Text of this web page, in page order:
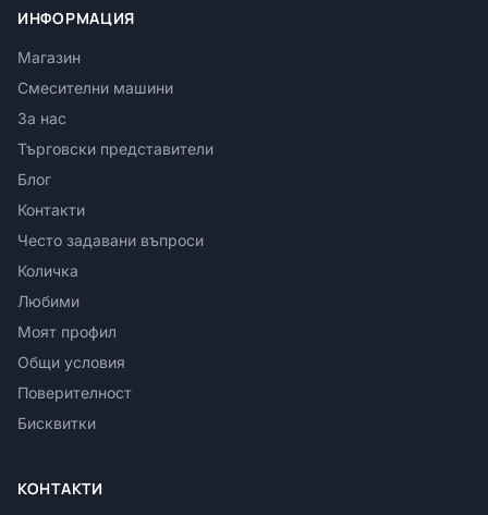
ИНФОРМАЦИЯ
Магазин
Смесителни машини
За нас
Търговски представители
Блог
Контакти
Често задавани въпроси
Количка
Любими
Моят профил
Общи условия
Поверителност
Бисквитки
КОНТАКТИ